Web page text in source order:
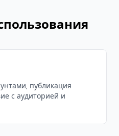
публикация
с аудиторией и